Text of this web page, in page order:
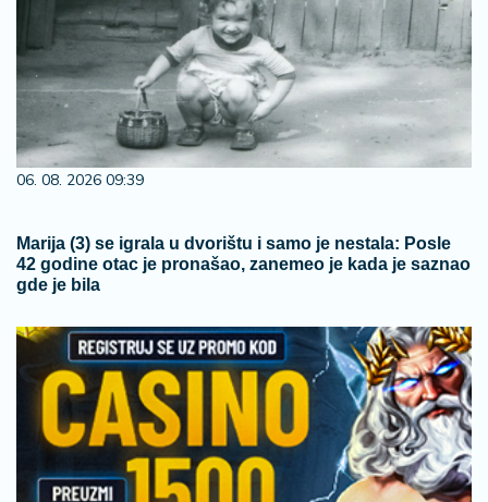
06. 08. 2026 09:39
Marija (3) se igrala u dvorištu i samo je nestala: Posle
42 godine otac je pronašao, zanemeo je kada je saznao
gde je bila